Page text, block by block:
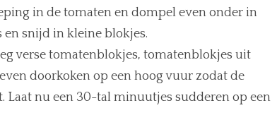
in de tomaten en dompel even onder in
en snijd in kleine blokjes.
verse tomatenblokjes, tomatenblokjes uit
doorkoken op een hoog vuur zodat de
nu een 30-tal minuutjes sudderen op een